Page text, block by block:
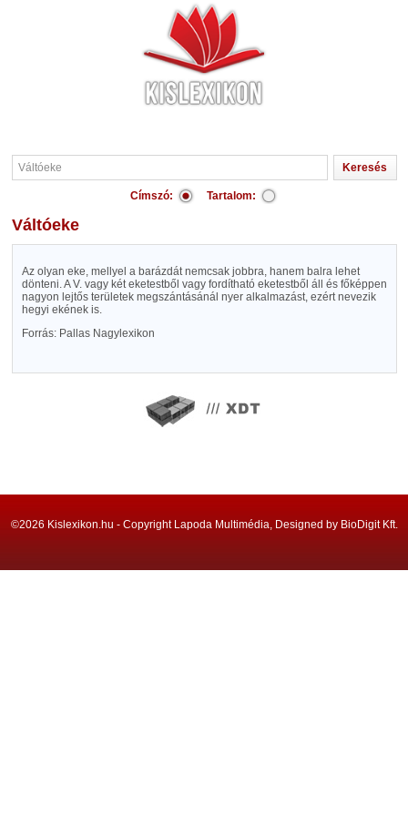
Címszó: Tartalom:
Váltóeke
Az olyan eke, mellyel a barázdát nemcsak jobbra, hanem balra lehet
dönteni. A V. vagy két eketestből vagy fordítható eketestből áll és főképpen
nagyon lejtős területek megszántásánál nyer alkalmazást, ezért nevezik
hegyi ekének is.
Forrás: Pallas Nagylexikon
©2026 Kislexikon.hu - Copyright Lapoda Multimédia, Designed by BioDigit Kft.